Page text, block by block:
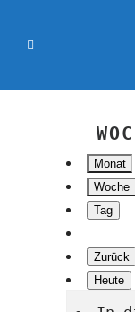
Monat
Woche
Tag
Zurück
Heute